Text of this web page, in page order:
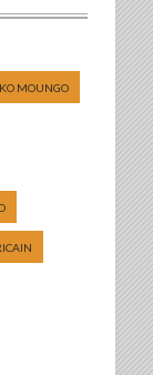
MOUNGO